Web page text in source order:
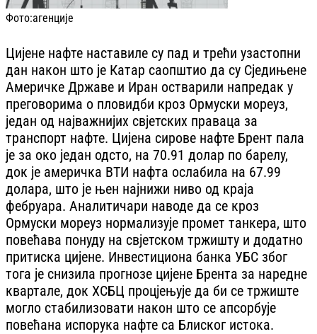
Фото:агенције
Цијене нафте наставиле су пад и трећи узастопни
дан након што је Катар саопштио да су Сједињене
Америчке Државе и Иран остварили напредак у
преговорима о пловидби кроз Ормуски мореуз,
један од најважнијих свјетских праваца за
транспорт нафте. Цијена сирове нафте Брент пала
је за око један одсто, на 70.91 долар по барелу,
док је америчка ВТИ нафта ослабила на 67.99
долара, што је њен најнижи ниво од краја
фебруара. Аналитичари наводе да се кроз
Ормуски мореуз нормализује промет танкера, што
повећава понуду на свјетском тржишту и додатно
притиска цијене. Инвестициона банка УБС због
тога је снизила прогнозе цијене Брента за наредне
квартале, док ХСБЦ процјењује да би се тржиште
могло стабилизовати након што се апсорбује
повећана испорука нафте са Блиског истока.